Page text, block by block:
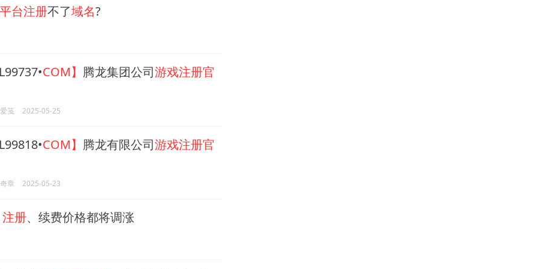
平台注册不了域名?
COM】 腾龙集团公司游戏注册官
笺 2025-05-25
COM】 腾龙有限公司游戏注册官
章 2025-05-23
注册、续费价格都将调涨